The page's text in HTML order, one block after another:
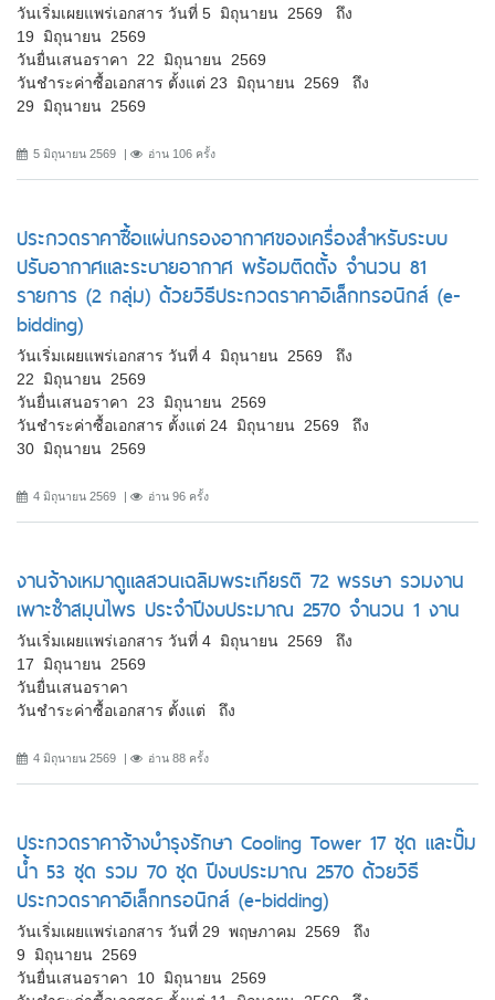
วันเริ่มเผยแพร่เอกสาร วันที่ 5 มิถุนายน 2569 ถึง
19 มิถุนายน 2569
วันยื่นเสนอราคา 22 มิถุนายน 2569
วันชำระค่าซื้อเอกสาร ตั้งแต่ 23 มิถุนายน 2569 ถึง
29 มิถุนายน 2569
5 มิถุนายน 2569 อ่าน 106 ครั้ง
ประกวดราคาซื้อแผ่นกรองอากาศของเครื่องสำหรับระบบ
ปรับอากาศและระบายอากาศ พร้อมติดตั้ง จำนวน 81
รายการ (2 กลุ่ม) ด้วยวิธีประกวดราคาอิเล็กทรอนิกส์ (e-
bidding)
วันเริ่มเผยแพร่เอกสาร วันที่ 4 มิถุนายน 2569 ถึง
22 มิถุนายน 2569
วันยื่นเสนอราคา 23 มิถุนายน 2569
วันชำระค่าซื้อเอกสาร ตั้งแต่ 24 มิถุนายน 2569 ถึง
30 มิถุนายน 2569
4 มิถุนายน 2569 อ่าน 96 ครั้ง
งานจ้างเหมาดูแลสวนเฉลิมพระเกียรติ 72 พรรษา รวมงาน
เพาะชำสมุนไพร ประจำปีงบประมาณ 2570 จำนวน 1 งาน
วันเริ่มเผยแพร่เอกสาร วันที่ 4 มิถุนายน 2569 ถึง
17 มิถุนายน 2569
วันยื่นเสนอราคา
วันชำระค่าซื้อเอกสาร ตั้งแต่ ถึง
4 มิถุนายน 2569 อ่าน 88 ครั้ง
ประกวดราคาจ้างบำรุงรักษา Cooling Tower 17 ชุด และปั๊ม
น้ำ 53 ชุด รวม 70 ชุด ปีงบประมาณ 2570 ด้วยวิธี
ประกวดราคาอิเล็กทรอนิกส์ (e-bidding)
วันเริ่มเผยแพร่เอกสาร วันที่ 29 พฤษภาคม 2569 ถึง
9 มิถุนายน 2569
วันยื่นเสนอราคา 10 มิถุนายน 2569